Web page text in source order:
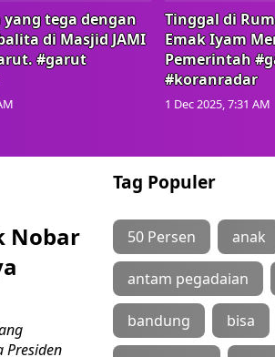
yang tega dengan
di Masjid JAMI
#garut
Tinggal di
Emak Iyam
Pemerintah
#koranradar
1 Dec 2025, 7:31 AM
Nobar
Tag Populer
50 Persen anak
antam pegadaian
bandung bisa